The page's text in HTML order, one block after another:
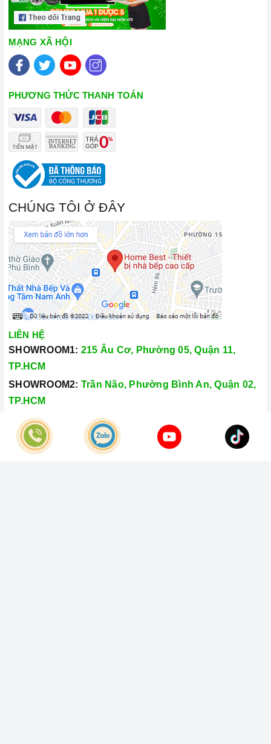
MẠNG XÃ HỘI
PHƯƠNG THỨC THANH TOÁN
CHÚNG TÔI Ở ĐÂY
LIÊN HỆ
SHOWROOM1: 215 Âu Cơ, Phường 05, Quận 11,
TP.HCM
SHOWROOM2: Trần Não, Phường Bình An, Quận 02,
TP.HCM
Hotline:
028.66.79.8989
Khiếu nại: 0933.800.899